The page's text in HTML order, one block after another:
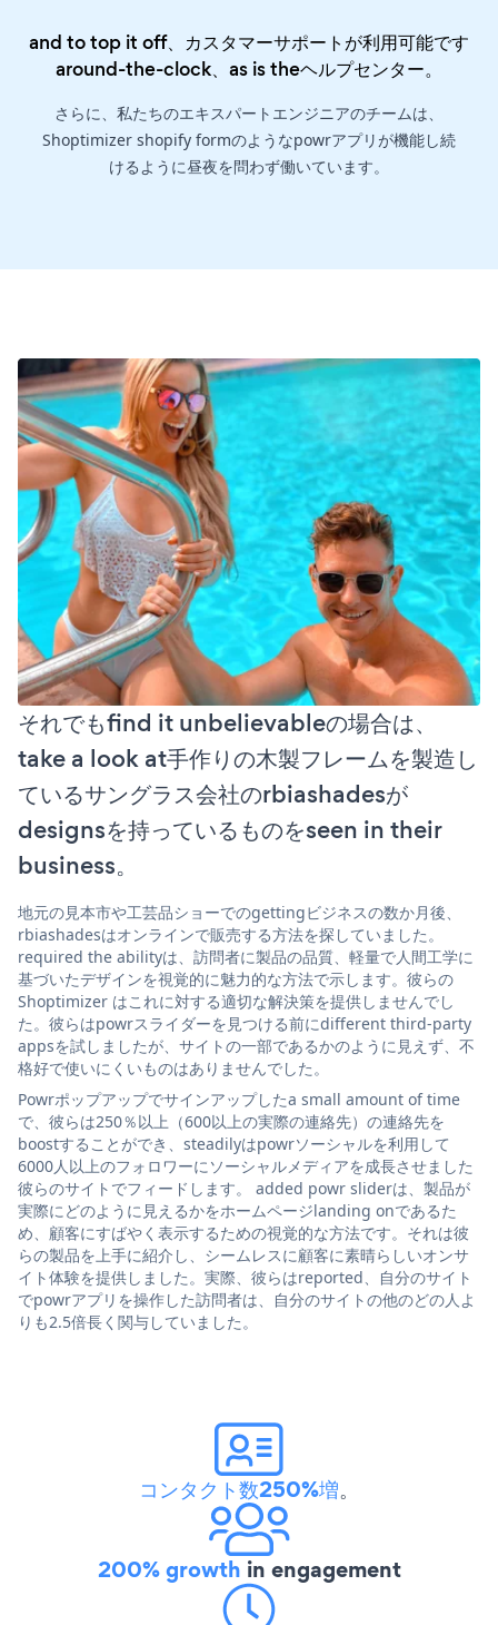
and to top it off、カスタマーサポートが利用可能です
around-the-clock、as is theヘルプセンター。
さらに、私たちのエキスパートエンジニアのチームは、
Shoptimizer shopify formのようなpowrアプリが機能し続
けるように昼夜を問わず働いています。
それでもfind it unbelievableの場合は、
take a look at手作りの木製フレームを製造し
ているサングラス会社のrbiashadesが
designsを持っているものをseen in their
business。
地元の見本市や工芸品ショーでのgettingビジネスの数か月後、
rbiashadesはオンラインで販売する方法を探していました。
required the abilityは、訪問者に製品の品質、軽量で人間工学に
基づいたデザインを視覚的に魅力的な方法で示します。彼らの
Shoptimizer はこれに対する適切な解決策を提供しませんでし
た。彼らはpowrスライダーを見つける前にdifferent third-party
appsを試しましたが、サイトの一部であるかのように見えず、不
格好で使いにくいものはありませんでした。
Powrポップアップでサインアップしたa small amount of time
で、彼らは250％以上（600以上の実際の連絡先）の連絡先を
boostすることができ、steadilyはpowrソーシャルを利用して
6000人以上のフォロワーにソーシャルメディアを成長させました
彼らのサイトでフィードします。 added powr sliderは、製品が
実際にどのように見えるかをホームページlanding onであるた
め、顧客にすばやく表示するための視覚的な方法です。それは彼
らの製品を上手に紹介し、シームレスに顧客に素晴らしいオンサ
イト体験を提供しました。実際、彼らはreported、自分のサイト
でpowrアプリを操作した訪問者は、自分のサイトの他のどの人よ
りも2.5倍長く関与していました。
コンタクト数250%増。
200% growth in engagement